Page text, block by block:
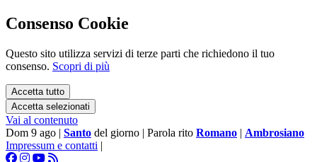
Consenso Cookie
Questo sito utilizza servizi di terze parti che richiedono il tuo
consenso. Scopri di più
Accetta tutto
Accetta selezionati
Vai al contenuto
Dom 9 ago | Santo del giorno | Parola rito Romano | Ambrosiano
Impressum e contatti |